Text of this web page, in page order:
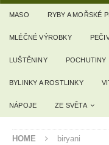
MASO RYBY A MOŘSKÉ
MLÉČNÉ VÝROBKY
LUŠTĚNINY POCHUTINY
BYLINKY A ROSTLINKY
NÁPOJE ZE SVĚTA
HOME biryani